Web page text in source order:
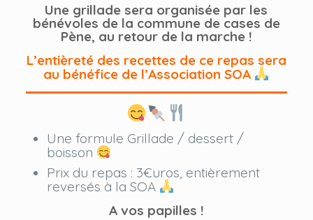
Une grillade sera organisée par les
bénévoles de la commune de cases de
Pène, au retour de la marche !
L’entièreté des recettes de ce repas sera
au bénéfice de l’Association SOA
Une formule Grillade / dessert /
boisson
Prix du repas : 3€uros, entièrement
reversés à la SOA
A vos papilles !